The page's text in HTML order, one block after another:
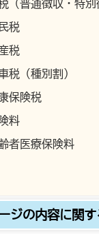
（普通徴収・特別
税
税
税（種別割）
保険税
料
者医療保険料
ジの内容に関